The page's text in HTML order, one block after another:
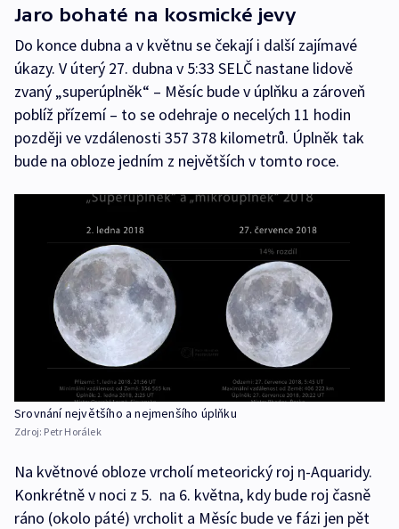
Jaro bohaté na kosmické jevy
Do konce dubna a v květnu se čekají i další zajímavé
úkazy. V úterý 27. dubna v 5:33 SELČ nastane lidově
zvaný „superúplněk“ – Měsíc bude v úplňku a zároveň
poblíž přízemí – to se odehraje o necelých 11 hodin
později ve vzdálenosti 357 378 kilometrů. Úplněk tak
bude na obloze jedním z největších v tomto roce.
Srovnání největšího a nejmenšího úplňku
Zdroj: Petr Horálek
Na květnové obloze vrcholí meteorický roj η-Aquaridy.
Konkrétně v noci z 5. na 6. května, kdy bude roj časně
ráno (okolo páté) vrcholit a Měsíc bude ve fázi jen pět